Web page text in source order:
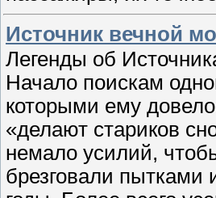
Источник вечной
Легенды об
Начало поискам
которыми ему
«делают стариков
немало усилий,
брезговали пытками